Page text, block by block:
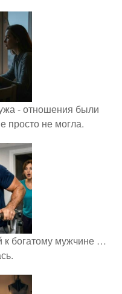
- отношения были
просто не могла.
к богатому мужчине …